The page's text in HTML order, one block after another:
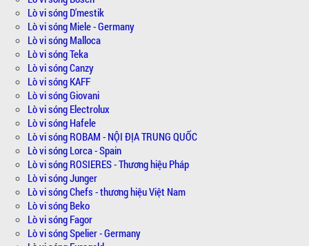
Lò vi sóng D'mestik
Lò vi sóng Miele - Germany
Lò vi sóng Malloca
Lò vi sóng Teka
Lò vi sóng Canzy
Lò vi sóng KAFF
Lò vi sóng Giovani
Lò vi sóng Electrolux
Lò vi sóng Hafele
Lò vi sóng ROBAM - NỘI ĐỊA TRUNG QUỐC
Lò vi sóng Lorca - Spain
Lò vi sóng ROSIERES - Thương hiệu Pháp
Lò vi sóng Junger
Lò vi sóng Chefs - thương hiệu Việt Nam
Lò vi sóng Beko
Lò vi sóng Fagor
Lò vi sóng Spelier - Germany